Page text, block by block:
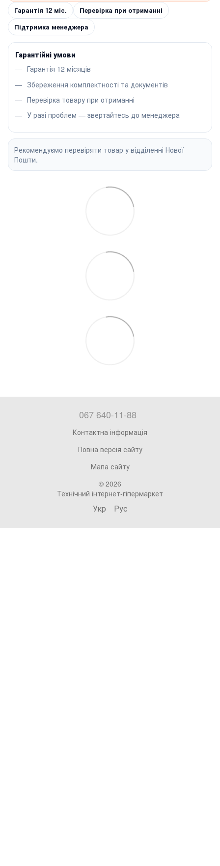
Гарантія 12 міс.
Перевірка при отриманні
Підтримка менеджера
Гарантійні умови
Гарантія 12 місяців
Збереження комплектності та документів
Перевірка товару при отриманні
У разі проблем — звертайтесь до менеджера
Рекомендуємо перевіряти товар у відділенні Нової
Пошти.
067 640-11-88
Контактна інформація
Повна версія сайту
Мапа сайту
© 2026
Технічний інтернет-гіпермаркет
Укр Рус